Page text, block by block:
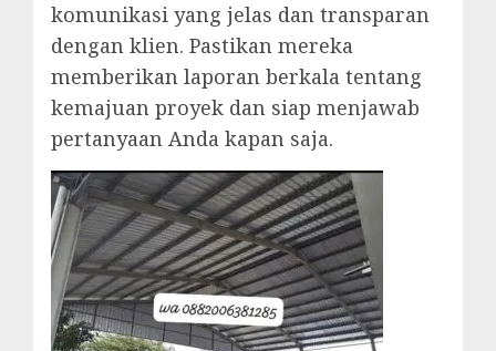
komunikasi yang jelas dan transparan
dengan klien. Pastikan mereka
memberikan laporan berkala tentang
kemajuan proyek dan siap menjawab
pertanyaan Anda kapan saja.